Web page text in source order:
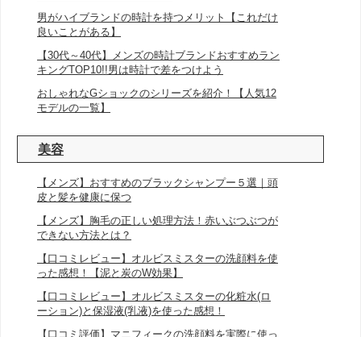
男がハイブランドの時計を持つメリット【これだけ
良いことがある】
【30代～40代】メンズの時計ブランドおすすめラン
キングTOP10!!男は時計で差をつけよう
おしゃれなGショックのシリーズを紹介！【人気12
モデルの一覧】
美容
【メンズ】おすすめのブラックシャンプー５選｜頭
皮と髪を健康に保つ
【メンズ】胸毛の正しい処理方法！赤いぶつぶつが
できない方法とは？
【口コミレビュー】オルビスミスターの洗顔料を使
った感想！【泥と炭のW効果】
【口コミレビュー】オルビスミスターの化粧水(ロ
ーション)と保湿液(乳液)を使った感想！
【口コミ評価】マニフィークの洗顔料を実際に使っ